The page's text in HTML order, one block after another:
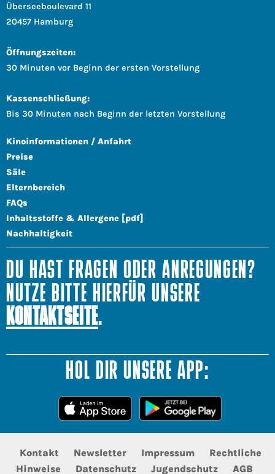
Überseeboulevard 11
20457 Hamburg
Öffnungszeiten:
30 Minuten vor Beginn der ersten Vorstellung
Kassenschließung:
Bis 30 Minuten nach Beginn der letzten Vorstellung
Kinoinformationen / Anfahrt
Preise
Säle
Elternbereich
FAQs
Inhaltsstoffe & Allergene [pdf]
Nachhaltigkeit
DU HAST FRAGEN ODER ANREGUNGEN?
NUTZE BITTE HIERFÜR UNSERE
KONTAKTSEITE.
HOL DIR UNSERE APP:
Kontakt Newsletter Impressum
Rechtliche
Hinweise
Datenschutz Jugendschutz AGB